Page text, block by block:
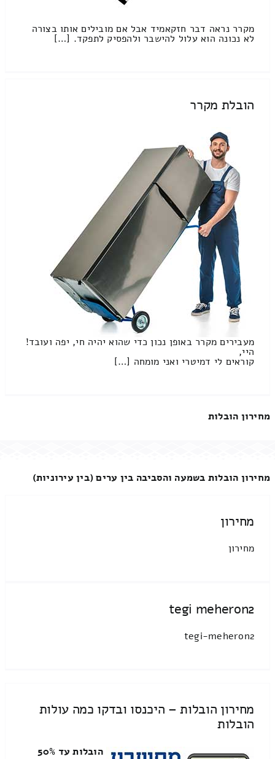
מקרר נראה דבר חזקאמיד אבל אם מובילים אותו בצורה
לא נכונה הוא עלול להישבר ולהפסיק לתפקד. […]
הובלת מקרר
מעבירים מקרר באופן נכון כדי שהוא יהיה חי, יפה ועובד!
היי,
קוראים לי דמיטרי ואני מומחה […]
מחירון הובלות
מחירון הובלות בשמעה והסביבה בין ערים (בין עירוניות)
מחירון
מחירון
tegi meheron2
tegi-meheron2
מחירון הובלות – היכנסו ובדקו כמה עולות
הובלות
הובלות עד 50%